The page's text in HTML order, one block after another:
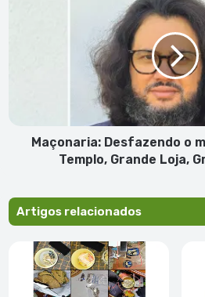
Maçonaria: Desfazendo o
Templo, Grande Loja,
Artigos relacionados